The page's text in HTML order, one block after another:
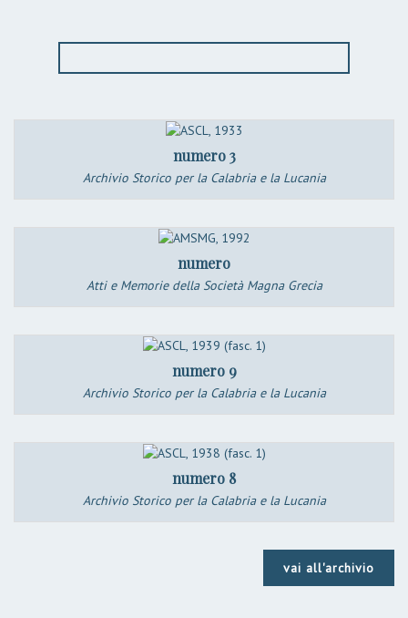
numero 3
Archivio Storico per la Calabria e la Lucania
numero
Atti e Memorie della Società Magna Grecia
numero 9
Archivio Storico per la Calabria e la Lucania
numero 8
Archivio Storico per la Calabria e la Lucania
vai all'archivio